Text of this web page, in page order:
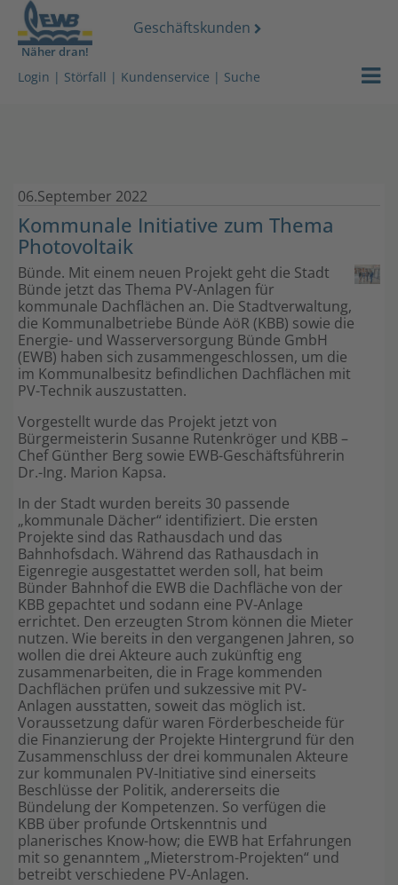
Näher dran!
Geschäftskunden
Login | Störfall | Kundenservice | Suche
06.September 2022
Kommunale Initiative zum Thema
Photovoltaik
Bünde. Mit einem neuen Projekt geht die Stadt
Bünde jetzt das Thema PV-Anlagen für
kommunale Dachflächen an. Die Stadtverwaltung,
die Kommunalbetriebe Bünde AöR (KBB) sowie die
Energie- und Wasserversorgung Bünde GmbH
(EWB) haben sich zusammengeschlossen, um die
im Kommunalbesitz befindlichen Dachflächen mit
PV-Technik auszustatten.
Vorgestellt wurde das Projekt jetzt von
Bürgermeisterin Susanne Rutenkröger und KBB –
Chef Günther Berg sowie EWB-Geschäftsführerin
Dr.-Ing. Marion Kapsa.
In der Stadt wurden bereits 30 passende
„kommunale Dächer“ identifiziert. Die ersten
Projekte sind das Rathausdach und das
Bahnhofsdach. Während das Rathausdach in
Eigenregie ausgestattet werden soll, hat beim
Bünder Bahnhof die EWB die Dachfläche von der
KBB gepachtet und sodann eine PV-Anlage
errichtet. Den erzeugten Strom können die Mieter
nutzen. Wie bereits in den vergangenen Jahren, so
wollen die drei Akteure auch zukünftig eng
zusammenarbeiten, die in Frage kommenden
Dachflächen prüfen und sukzessive mit PV-
Anlagen ausstatten, soweit das möglich ist.
Voraussetzung dafür waren Förderbescheide für
die Finanzierung der Projekte Hintergrund für den
Zusammenschluss der drei kommunalen Akteure
zur kommunalen PV-Initiative sind einerseits
Beschlüsse der Politik, andererseits die
Bündelung der Kompetenzen. So verfügen die
KBB über profunde Ortskenntnis und
planerisches Know-how; die EWB hat Erfahrungen
mit so genanntem „Mieterstrom-Projekten“ und
betreibt verschiedene PV-Anlagen.
Strom
Services
Über uns
EWB
Lokales